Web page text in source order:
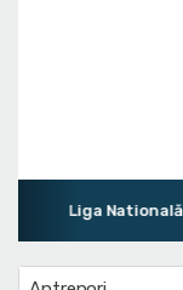
Liga Natională